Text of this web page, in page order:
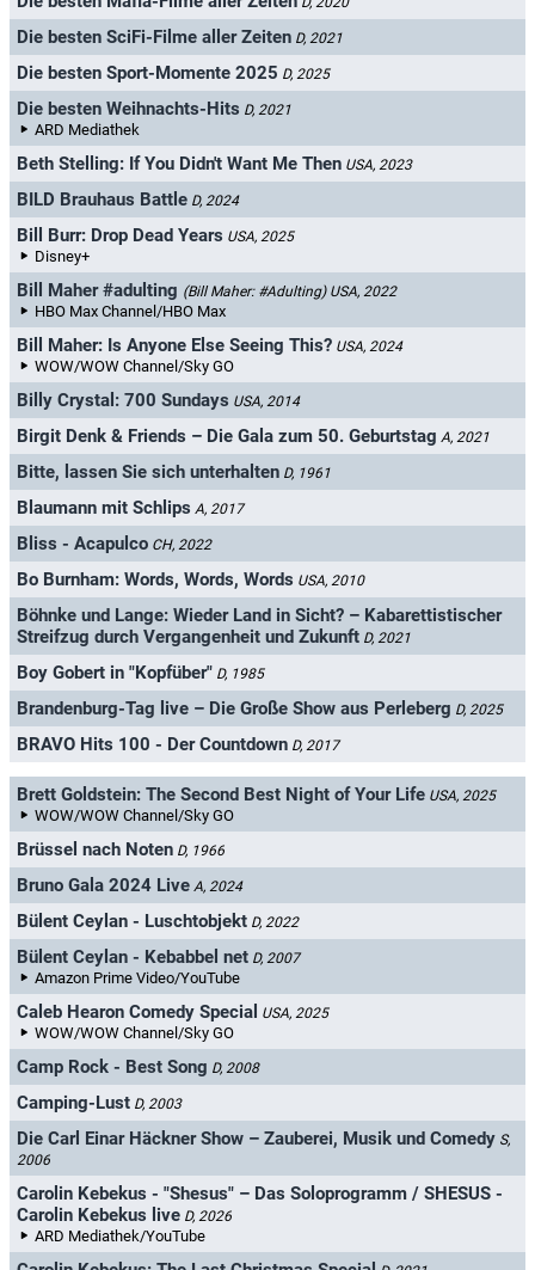
Die besten SciFi-Filme aller Zeiten D, 2021
Die besten Sport-Momente 2025 D, 2025
Die besten Weihnachts-Hits D, 2021
ARD Mediathek
Beth Stelling: If You Didn't Want Me Then USA, 2023
BILD Brauhaus Battle D, 2024
Bill Burr: Drop Dead Years USA, 2025
Disney+
Bill Maher #adulting (Bill Maher: #Adulting) USA, 2022
HBO Max Channel/HBO Max
Bill Maher: Is Anyone Else Seeing This? USA, 2024
WOW/WOW Channel/Sky GO
Billy Crystal: 700 Sundays USA, 2014
Birgit Denk & Friends – Die Gala zum 50. Geburtstag A, 2021
Bitte, lassen Sie sich unterhalten D, 1961
Blaumann mit Schlips A, 2017
Bliss - Acapulco CH, 2022
Bo Burnham: Words, Words, Words USA, 2010
Böhnke und Lange: Wieder Land in Sicht? – Kabarettistischer
Streifzug durch Vergangenheit und Zukunft D, 2021
Boy Gobert in "Kopfüber" D, 1985
Brandenburg-Tag live – Die Große Show aus Perleberg D, 2025
BRAVO Hits 100 - Der Countdown D, 2017
Brett Goldstein: The Second Best Night of Your Life USA, 2025
WOW/WOW Channel/Sky GO
Brüssel nach Noten D, 1966
Bruno Gala 2024 Live A, 2024
Bülent Ceylan - Luschtobjekt D, 2022
Bülent Ceylan - Kebabbel net D, 2007
Amazon Prime Video/YouTube
Caleb Hearon Comedy Special USA, 2025
WOW/WOW Channel/Sky GO
Camp Rock - Best Song D, 2008
Camping-Lust D, 2003
Die Carl Einar Häckner Show – Zauberei, Musik und Comedy S,
2006
Carolin Kebekus - "Shesus" – Das Soloprogramm / SHESUS -
Carolin Kebekus live D, 2026
ARD Mediathek/YouTube